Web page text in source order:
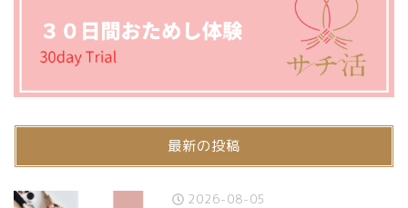
最新の投稿
2026-08-05